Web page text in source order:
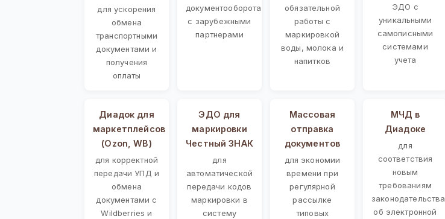
для ускорения
обмена
транспортными
документами и
получения
оплаты
документооборота
с зарубежными
партнерами
обязательной
работы с
маркировкой
воды, молока и
напитков
ЭДО с
уникальными
самописными
системами
учета
Диадок для
маркетплейсов
(Ozon, WB)
для корректной
передачи УПД и
обмена
документами с
Wildberries и
ЭДО для
маркировки
Честный ЗНАК
для
автоматической
передачи кодов
маркировки в
систему
Массовая
отправка
документов
для экономии
времени при
регулярной
рассылке
типовых
МЧД в
Диадоке
для
соответствия
новым
требованиям
законодательства
об электронной